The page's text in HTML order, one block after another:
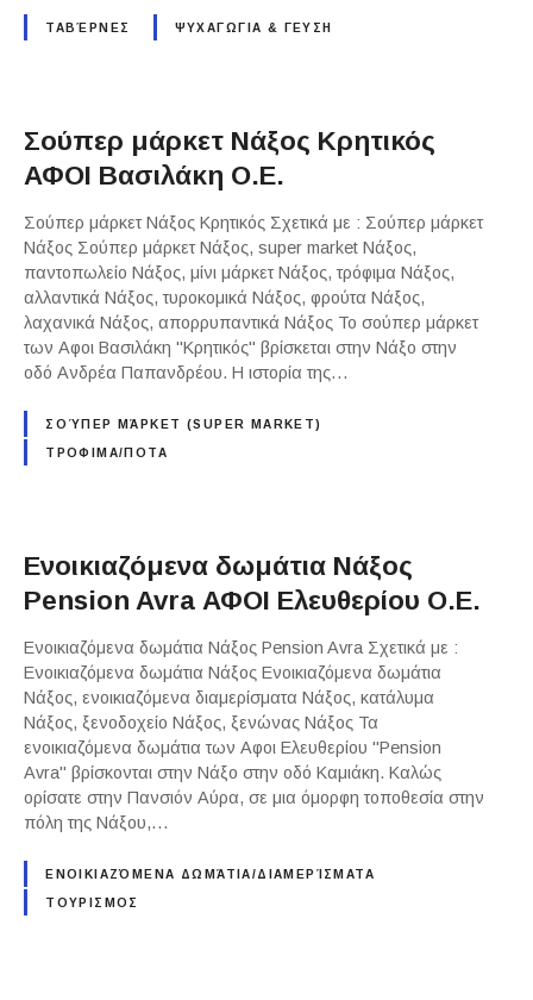
ΤΑΒΈΡΝΕΣ ΨΥΧΑΓΩΓΙΑ & ΓΕΥΣΗ
Σούπερ μάρκετ Νάξος Κρητικός
ΑΦΟΙ Βασιλάκη Ο.Ε.
Σούπερ μάρκετ Νάξος Κρητικός Σχετικά με : Σούπερ μάρκετ
Νάξος Σούπερ μάρκετ Νάξος, super market Νάξος,
παντοπωλείο Νάξος, μίνι μάρκετ Νάξος, τρόφιμα Νάξος,
αλλαντικά Νάξος, τυροκομικά Νάξος, φρούτα Νάξος,
λαχανικά Νάξος, απορρυπαντικά Νάξος Το σούπερ μάρκετ
των Αφοι Βασιλάκη "Κρητικός" βρίσκεται στην Νάξο στην
οδό Ανδρέα Παπανδρέου. Η ιστορία της…
ΣΟΎΠΕΡ ΜΆΡΚΕΤ (SUPER MARKET)
ΤΡΟΦΙΜΑ/ΠΟΤΑ
Ενοικιαζόμενα δωμάτια Νάξος
Pension Avra ΑΦΟΙ Ελευθερίου Ο.Ε.
Ενοικιαζόμενα δωμάτια Νάξος Pension Avra Σχετικά με :
Ενοικιαζόμενα δωμάτια Νάξος Ενοικιαζόμενα δωμάτια
Νάξος, ενοικιαζόμενα διαμερίσματα Νάξος, κατάλυμα
Νάξος, ξενοδοχείο Νάξος, ξενώνας Νάξος Τα
ενοικιαζόμενα δωμάτια των Αφοι Ελευθερίου "Pension
Avra" βρίσκονται στην Νάξο στην οδό Καμιάκη. Καλώς
ορίσατε στην Πανσιόν Αύρα, σε μια όμορφη τοποθεσία στην
πόλη της Νάξου,…
ΕΝΟΙΚΙΑΖΌΜΕΝΑ ΔΩΜΆΤΙΑ/ΔΙΑΜΕΡΊΣΜΑΤΑ
ΤΟΥΡΙΣΜΟΣ